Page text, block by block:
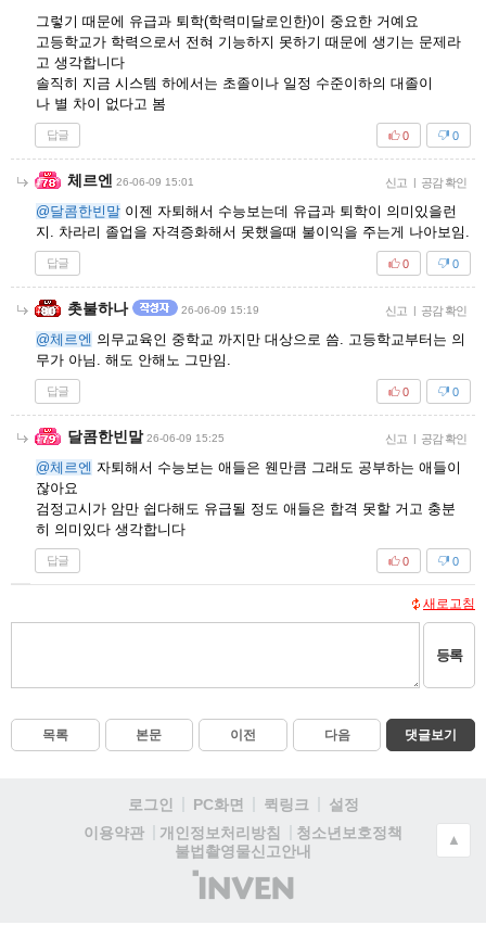
그렇기 때문에 유급과 퇴학(학력미달로인한)이 중요한 거예요
고등학교가 학력으로서 전혀 기능하지 못하기 때문에 생기는 문제라
고 생각합니다
솔직히 지금 시스템 하에서는 초졸이나 일정 수준이하의 대졸이
나 별 차이 없다고 봄
답글 0
0
체르엔 26-06-09 15:01 신고 | 공감 확인
@달콤한빈말 이젠 자퇴해서 수능보는데 유급과 퇴학이 의미있을런
지. 차라리 졸업을 자격증화해서 못했을때 불이익을 주는게 나아보임.
답글 0
0
촛불하나 26-06-09 15:19 신고 | 공감 확인
@체르엔 의무교육인 중학교 까지만 대상으로 씀. 고등학교부터는 의
무가 아님. 해도 안해노 그만임.
답글 0
0
달콤한빈말 26-06-09 15:25 신고 | 공감 확인
@체르엔 자퇴해서 수능보는 애들은 웬만큼 그래도 공부하는 애들이
잖아요
검정고시가 암만 쉽다해도 유급될 정도 애들은 합격 못할 거고 충분
히 의미있다 생각합니다
답글 0
0
새로고침
등록
목록 본문 이전 다음 댓글보기
로그인 PC화면 퀵링크
설정
이용약관
개인정보처리방침
청소년보호정책
불법촬영물신고안내
(주)
인
▲